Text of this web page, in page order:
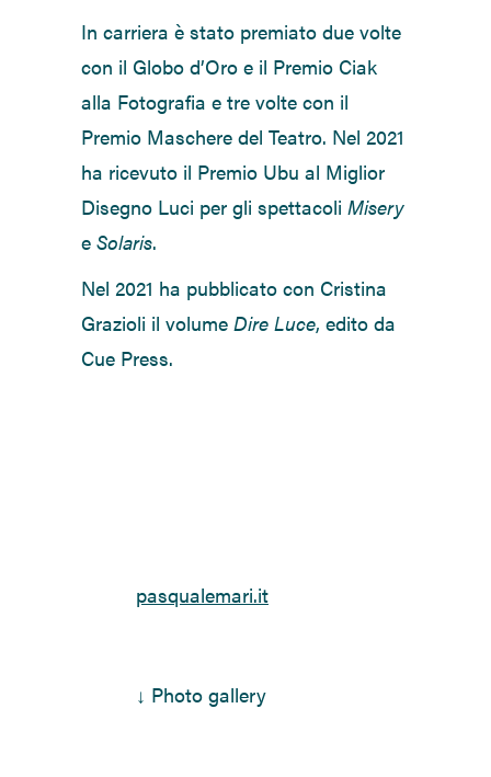
In carriera è stato premiato due volte
con il Globo d’Oro e il Premio Ciak
alla Fotografia e tre volte con il
Premio Maschere del Teatro. Nel 2021
ha ricevuto il Premio Ubu al Miglior
Disegno Luci per gli spettacoli Misery
e Solaris.
Nel 2021 ha pubblicato con Cristina
Grazioli il volume Dire Luce, edito da
Cue Press.
pasqualemari.it
↓ Photo gallery